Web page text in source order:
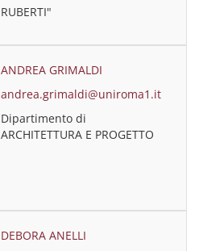
RUBERTI"
ANDREA GRIMALDI
andrea.grimaldi@uniroma1.it
Dipartimento di
ARCHITETTURA E PROGETTO
DEBORA ANELLI